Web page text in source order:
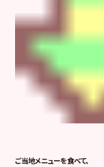
ご当地メニューを食べて、